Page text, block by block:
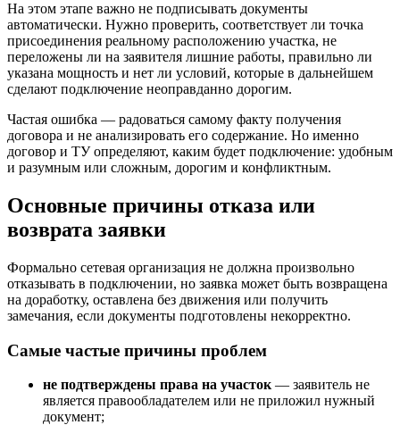
На этом этапе важно не подписывать документы
автоматически. Нужно проверить, соответствует ли точка
присоединения реальному расположению участка, не
переложены ли на заявителя лишние работы, правильно ли
указана мощность и нет ли условий, которые в дальнейшем
сделают подключение неоправданно дорогим.
Частая ошибка — радоваться самому факту получения
договора и не анализировать его содержание. Но именно
договор и ТУ определяют, каким будет подключение: удобным
и разумным или сложным, дорогим и конфликтным.
Основные причины отказа или
возврата заявки
Формально сетевая организация не должна произвольно
отказывать в подключении, но заявка может быть возвращена
на доработку, оставлена без движения или получить
замечания, если документы подготовлены некорректно.
Самые частые причины проблем
не подтверждены права на участок — заявитель не
является правообладателем или не приложил нужный
документ;